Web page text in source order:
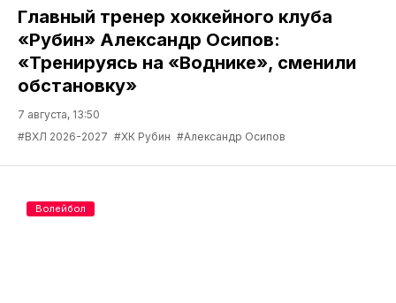
Главный тренер хоккейного клуба
«Рубин» Александр Осипов:
«Тренируясь на «Воднике», сменили
обстановку»
7 августа, 13:50
#ВХЛ 2026-2027 #ХК Рубин #Александр Осипов
Волейбол